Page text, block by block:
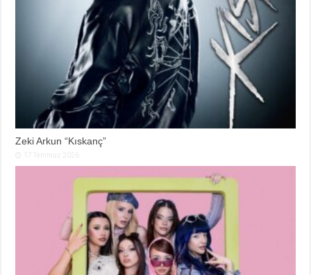
Zeki Arkun “Kıskanç”